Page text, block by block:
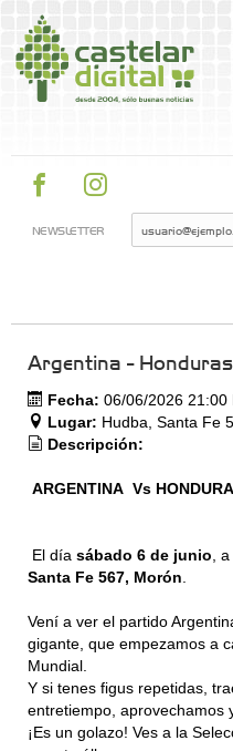
NEWSLETTER
Argentina - Honduras
Fecha: 06/06/2026 21:00
Lugar: Hudba, Santa Fe
Descripción:
ARGENTINA Vs
El día sábado 6 de junio ,
Santa Fe 567, Morón
Vení a ver el partido
gigante, que empezamos a
Mundial.
Y si tenes figus repetidas,
entretiempo, aprovechamos
¡Es un golazo! Ves a la